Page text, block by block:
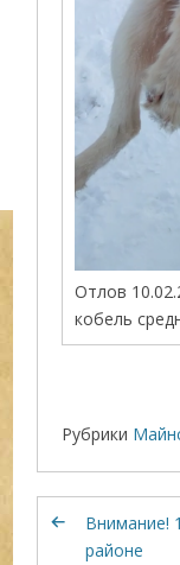
Отлов
кобель
Рубрики
Внимание!
районе